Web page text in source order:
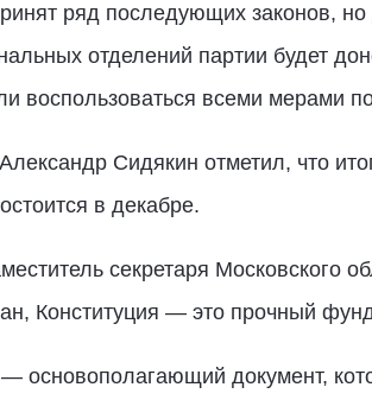
ряд последующих законов,
отделений партии будет
воспользоваться всеми мерами
Сидякин отметил, что
в декабре.
секретаря Московского
Конституция — это прочный
— основополагающий документ,